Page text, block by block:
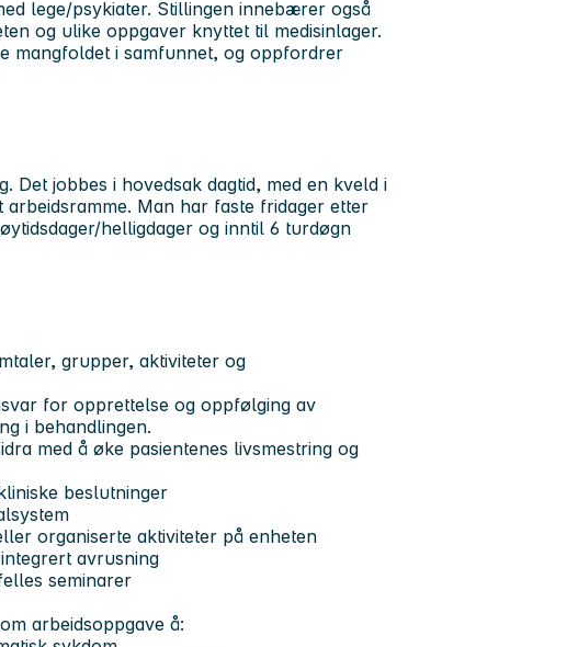
lege/psykiater. Stillingen innebærer også
og ulike oppgaver knyttet til medisinlager.
mangfoldet i samfunnet, og oppfordrer
Det jobbes i hovedsak dagtid, med en kveld i
Man har faste fridager etter
helligdager og inntil 6 turdøgn
grupper, aktiviteter og
for opprettelse og oppfølging av
i behandlingen.
med å øke pasientenes livsmestring og
beslutninger
organiserte aktiviteter på enheten
avrusning
seminarer
arbeidsoppgave å: